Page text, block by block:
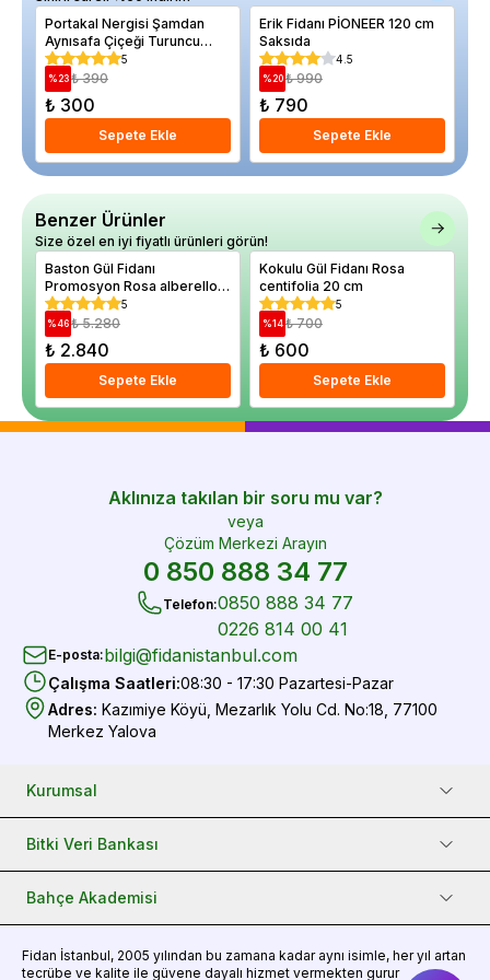
Portakal Nergisi Şamdan
Aynısafa Çiçeği Turuncu
Renk Çiçek Tohumu 30 Adet
5
%23 ₺ 390
₺ 300
Sepete Ekle
Erik Fidanı PİONEER 120 cm
Saksıda
4.5
%20 ₺ 990
₺ 790
Sepete Ekle
Benzer Ürünler
Size özel en iyi fiyatlı ürünleri görün!
Baston Gül Fidanı
Promosyon Rosa alberello
120 cm Saksıda
5
%46 ₺ 5.280
₺ 2.840
Sepete Ekle
Kokulu Gül Fidanı Rosa
centifolia 20 cm
5
%14 ₺ 700
₺ 600
Sepete Ekle
Aklınıza takılan bir soru mu var?
veya
Çözüm Merkezi Arayın
0 850 888 34 77
Telefon:0850 888 34 77
0226 814 00 41
E-posta:bilgi@fidanistanbul.com
Çalışma Saatleri:08:30 - 17:30 Pazartesi-Pazar
Adres: Kazımiye Köyü, Mezarlık Yolu Cd. No:18, 77100
Merkez Yalova
Kurumsal
Bitki Veri Bankası
Bahçe Akademisi
Fidan İstanbul, 2005 yılından bu zamana kadar aynı isimle, her yıl artan
tecrübe ve kalite ile güvene dayalı hizmet vermekten gurur